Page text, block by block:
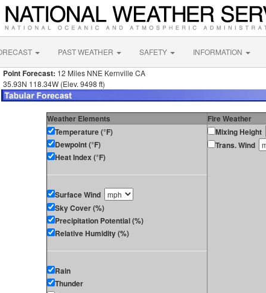
PAST WEATHER SAFETY INFORMATION
Point Forecast: 12 Miles NNE Kernville CA
35.93N 118.34W (Elev. 9498 ft)
Weather Elements
Fire Weather
Temperature (°F)
Dewpoint (°F)
Heat Index (°F)
Surface Wind
Sky Cover (%)
Precipitation Potential (%)
Relative Humidity (%)
Rain
Thunder
Mixing Height
Trans. Wind